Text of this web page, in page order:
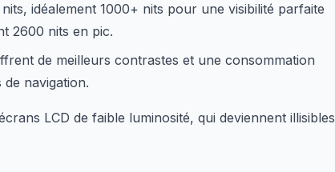
idéalement 1000+ nits pour une visibilité parfaite
2600 nits en pic.
de meilleurs contrastes et une consommation
navigation.
LCD de faible luminosité, qui deviennent illisibles